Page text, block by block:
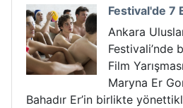
Festival'de 7
Ankara
Festivali’nde
Film
Maryna Er
Bahadır Er’in birlikte